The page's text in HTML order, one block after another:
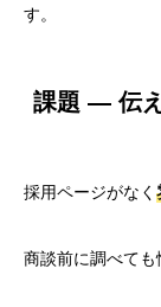
す。
課題 ― 伝
採用ページがなく
商談前に調べても